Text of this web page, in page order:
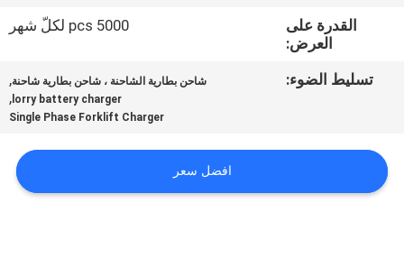
اتصل
خريطة
الموقع
القدرة على
العرض:
5000 pcs لكلّ شهر
تسليط الضوء: شاحن بطارية الشاحنة ، شاحن بطارية شاحنة,
lorry battery charger
,
Single Phase Forklift Charger
افضل سعر